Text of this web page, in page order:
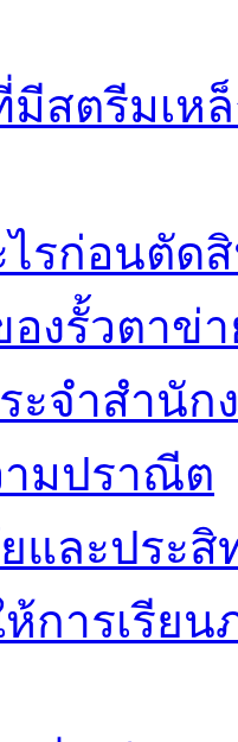
มีสตรีมเห
รก่อนตัด
งรั้วตาข่
จำสำนัก
ามปราณีต
ละประสิ
การเรีย